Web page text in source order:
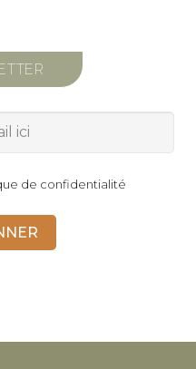
de confidentialité